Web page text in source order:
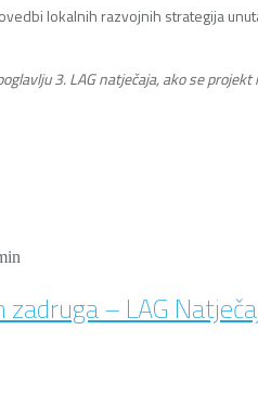
lokalnih razvojnih strategija
3. LAG natječaja, ako se
– LAG